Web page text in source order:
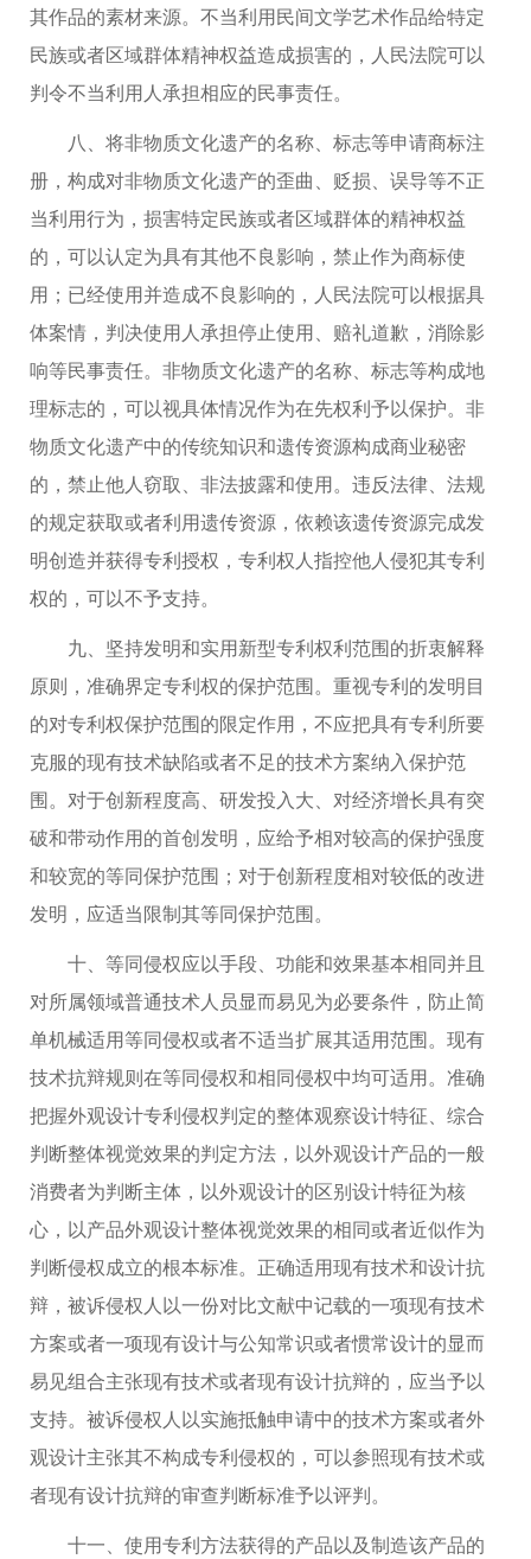
其作品的素材来源。不当利用民间文学艺术作品给特定
民族或者区域群体精神权益造成损害的，人民法院可以
判令不当利用人承担相应的民事责任。
八、将非物质文化遗产的名称、标志等申请商标注
册，构成对非物质文化遗产的歪曲、贬损、误导等不正
当利用行为，损害特定民族或者区域群体的精神权益
的，可以认定为具有其他不良影响，禁止作为商标使
用；已经使用并造成不良影响的，人民法院可以根据具
体案情，判决使用人承担停止使用、赔礼道歉，消除影
响等民事责任。非物质文化遗产的名称、标志等构成地
理标志的，可以视具体情况作为在先权利予以保护。非
物质文化遗产中的传统知识和遗传资源构成商业秘密
的，禁止他人窃取、非法披露和使用。违反法律、法规
的规定获取或者利用遗传资源，依赖该遗传资源完成发
明创造并获得专利授权，专利权人指控他人侵犯其专利
权的，可以不予支持。
九、坚持发明和实用新型专利权利范围的折衷解释
原则，准确界定专利权的保护范围。重视专利的发明目
的对专利权保护范围的限定作用，不应把具有专利所要
克服的现有技术缺陷或者不足的技术方案纳入保护范
围。对于创新程度高、研发投入大、对经济增长具有突
破和带动作用的首创发明，应给予相对较高的保护强度
和较宽的等同保护范围；对于创新程度相对较低的改进
发明，应适当限制其等同保护范围。
十、等同侵权应以手段、功能和效果基本相同并且
对所属领域普通技术人员显而易见为必要条件，防止简
单机械适用等同侵权或者不适当扩展其适用范围。现有
技术抗辩规则在等同侵权和相同侵权中均可适用。准确
把握外观设计专利侵权判定的整体观察设计特征、综合
判断整体视觉效果的判定方法，以外观设计产品的一般
消费者为判断主体，以外观设计的区别设计特征为核
心，以产品外观设计整体视觉效果的相同或者近似作为
判断侵权成立的根本标准。正确适用现有技术和设计抗
辩，被诉侵权人以一份对比文献中记载的一项现有技术
方案或者一项现有设计与公知常识或者惯常设计的显而
易见组合主张现有技术或者现有设计抗辩的，应当予以
支持。被诉侵权人以实施抵触申请中的技术方案或者外
观设计主张其不构成专利侵权的，可以参照现有技术或
者现有设计抗辩的审查判断标准予以评判。
十一、使用专利方法获得的产品以及制造该产品的